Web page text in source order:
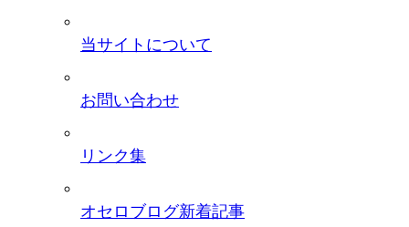
当サイトについて
お問い合わせ
リンク集
オセロブログ新着記事